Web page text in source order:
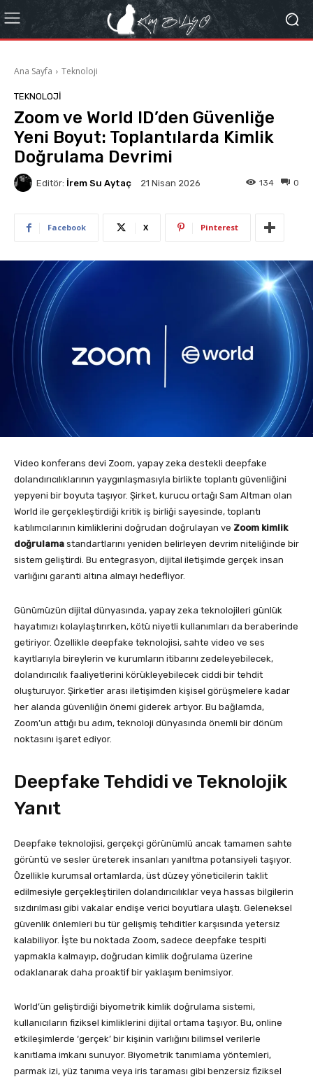
Ana Sayfa Teknoloji
TEKNOLOJI
Zoom ve World ID’den Güvenliğe
Yeni Boyut: Toplantılarda Kimlik
Doğrulama Devrimi
Editör: İrem Su Aytaç 21 Nisan 2026 0
134
Facebook X Pinterest
Video konferans devi Zoom, yapay zeka destekli deepfake
dolandırıcılıklarının yaygınlaşmasıyla birlikte toplantı güvenliğini
yepyeni bir boyuta taşıyor. Şirket, kurucu ortağı Sam Altman olan
World ile gerçekleştirdiği kritik iş birliği sayesinde, toplantı
katılımcılarının kimliklerini doğrudan doğrulayan ve Zoom kimlik
doğrulama standartlarını yeniden belirleyen devrim niteliğinde bir
sistem geliştirdi. Bu entegrasyon, dijital iletişimde gerçek insan
varlığını garanti altına almayı hedefliyor.
Günümüzün dijital dünyasında, yapay zeka teknolojileri günlük
hayatımızı kolaylaştırırken, kötü niyetli kullanımları da beraberinde
getiriyor. Özellikle deepfake teknolojisi, sahte video ve ses
kayıtlarıyla bireylerin ve kurumların itibarını zedeleyebilecek,
dolandırıcılık faaliyetlerini körükleyebilecek ciddi bir tehdit
oluşturuyor. Şirketler arası iletişimden kişisel görüşmelere kadar
her alanda güvenliğin önemi giderek artıyor. Bu bağlamda,
Zoom’un attığı bu adım, teknoloji dünyasında önemli bir dönüm
noktasını işaret ediyor.
Deepfake Tehdidi ve Teknolojik
Yanıt
Deepfake teknolojisi, gerçekçi görünümlü ancak tamamen sahte
görüntü ve sesler üreterek insanları yanıltma potansiyeli taşıyor.
Özellikle kurumsal ortamlarda, üst düzey yöneticilerin taklit
edilmesiyle gerçekleştirilen dolandırıcılıklar veya hassas bilgilerin
sızdırılması gibi vakalar endişe verici boyutlara ulaştı. Geleneksel
güvenlik önlemleri bu tür gelişmiş tehditler karşısında yetersiz
kalabiliyor. İşte bu noktada Zoom, sadece deepfake tespiti
yapmakla kalmayıp, doğrudan kimlik doğrulama üzerine
odaklanarak daha proaktif bir yaklaşım benimsiyor.
World’ün geliştirdiği biyometrik kimlik doğrulama sistemi,
kullanıcıların fiziksel kimliklerini dijital ortama taşıyor. Bu, online
etkileşimlerde ‘gerçek’ bir kişinin varlığını bilimsel verilerle
kanıtlama imkanı sunuyor. Biyometrik tanımlama yöntemleri,
parmak izi, yüz tanıma veya iris taraması gibi benzersiz fiziksel